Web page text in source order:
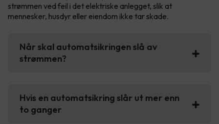
strømmen ved feil i det elektriske anlegget, slik at
mennesker, husdyr eller eiendom ikke tar skade.
Når skal automatsikringen slå av
strømmen?
Hvis en automatsikring slår ut mer enn
to ganger